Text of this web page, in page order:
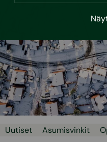
Uutiset Asumisvinkit